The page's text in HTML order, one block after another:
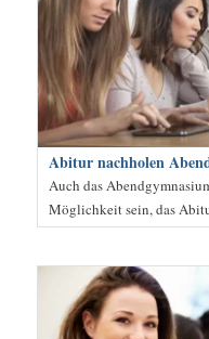
Abitur nachholen
Auch das
Möglichkeit sein, das